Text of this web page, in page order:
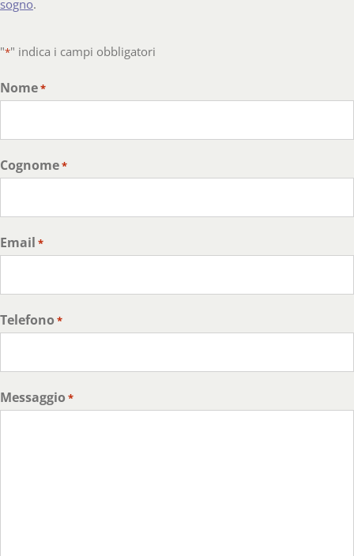
sogno.
"*" indica i campi obbligatori
Nome*
Cognome*
Email *
Telefono *
Messaggio *